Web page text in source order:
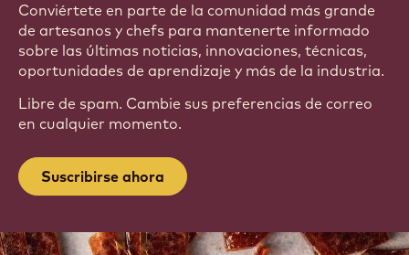
Conviértete en parte de la comunidad más grande
de artesanos y chefs para mantenerte informado
sobre las últimas noticias, innovaciones, técnicas,
oportunidades de aprendizaje y más de la industria.
Libre de spam. Cambie sus preferencias de correo
en cualquier momento.
Suscribirse ahora